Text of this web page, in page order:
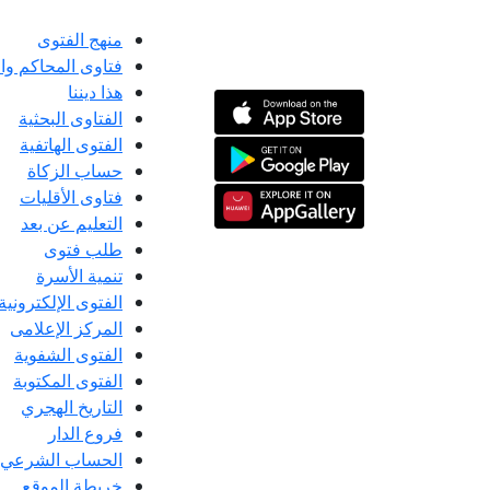
منهج الفتوى
فتاوى المحاكم
هذا ديننا
الفتاوى البحثية
الفتوى الهاتفية
حساب الزكاة
فتاوى الأقليات
التعليم عن بعد
طلب فتوى
تنمية الأسرة
الفتوى الإلكترونية
المركز الإعلامى
الفتوى الشفوية
الفتوى المكتوبة
التاريخ الهجري
فروع الدار
الحساب الشرعي